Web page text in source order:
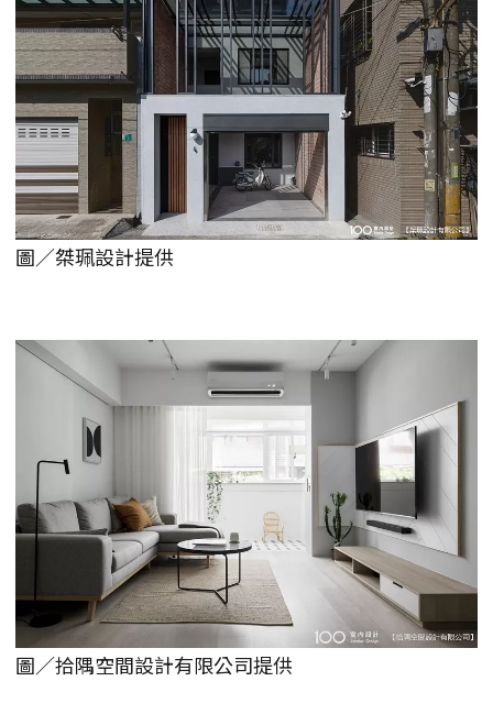
圖／桀珮設計提供
圖／拾隅空間設計有限公司提供